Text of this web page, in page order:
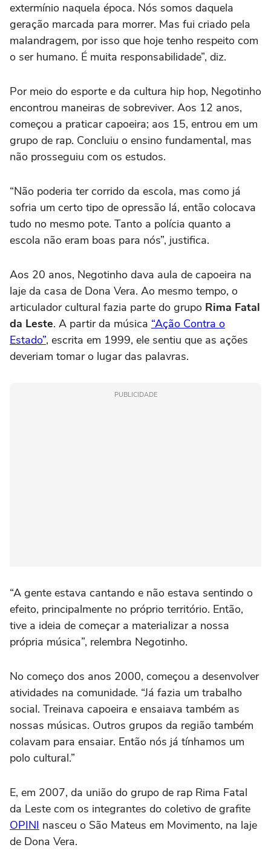
extermínio naquela época. Nós somos daquela
geração marcada para morrer. Mas fui criado pela
malandragem, por isso que hoje tenho respeito com
o ser humano. É muita responsabilidade”, diz.
Por meio do esporte e da cultura hip hop, Negotinho
encontrou maneiras de sobreviver. Aos 12 anos,
começou a praticar capoeira; aos 15, entrou em um
grupo de rap. Concluiu o ensino fundamental, mas
não prosseguiu com os estudos.
“Não poderia ter corrido da escola, mas como já
sofria um certo tipo de opressão lá, então colocava
tudo no mesmo pote. Tanto a polícia quanto a
escola não eram boas para nós”, justifica.
Aos 20 anos, Negotinho dava aula de capoeira na
laje da casa de Dona Vera. Ao mesmo tempo, o
articulador cultural fazia parte do grupo Rima Fatal
da Leste. A partir da música “Ação Contra o
Estado”, escrita em 1999, ele sentiu que as ações
deveriam tomar o lugar das palavras.
PUBLICIDADE
“A gente estava cantando e não estava sentindo o
efeito, principalmente no próprio território. Então,
tive a ideia de começar a materializar a nossa
própria música”, relembra Negotinho.
No começo dos anos 2000, começou a desenvolver
atividades na comunidade. “Já fazia um trabalho
social. Treinava capoeira e ensaiava também as
nossas músicas. Outros grupos da região também
colavam para ensaiar. Então nós já tínhamos um
polo cultural.”
E, em 2007, da união do grupo de rap Rima Fatal
da Leste com os integrantes do coletivo de grafite
OPINI nasceu o São Mateus em Movimento, na laje
de Dona Vera.